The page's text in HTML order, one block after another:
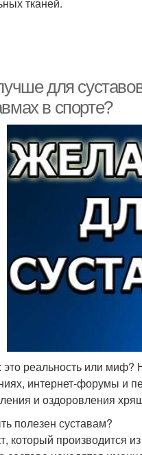
для
в спорте?
реальность или
интернет-форумы и
и оздоровления
полезен суставам?
который производится